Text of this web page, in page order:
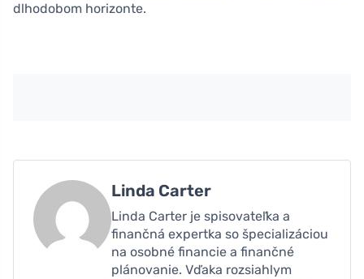
dlhodobom horizonte.
Linda Carter
Linda Carter je spisovateľka a
finančná expertka so špecializáciou
na osobné financie a finančné
plánovanie. Vďaka rozsiahlym